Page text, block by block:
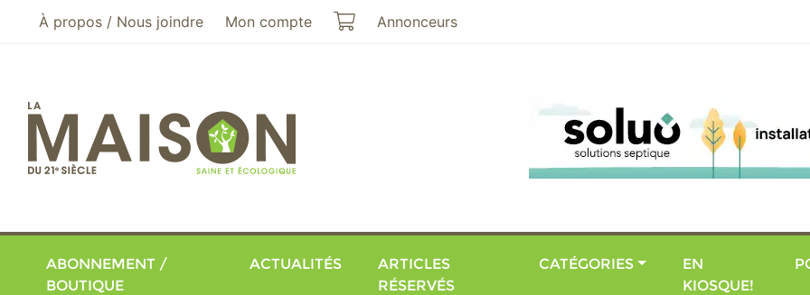
Aller au menu principal
Aller au contenu principal
À propos / Nous joindre Mon compte Mon panier
Annonceurs
ABONNEMENT /
BOUTIQUE
ACTUALITÉS
ARTICLES
RÉSERVÉS
CATÉGORIES
EN
KIOSQUE!